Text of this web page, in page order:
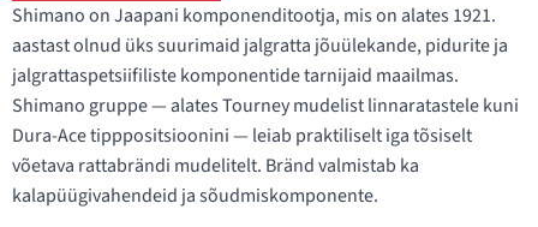
Shimano on Jaapani komponenditootja, mis on alates 1921.
aastast olnud üks suurimaid jalgratta jõuülekande, pidurite ja
jalgrattaspetsiifiliste komponentide tarnijaid maailmas.
Shimano gruppe — alates Tourney mudelist linnaratastele kuni
Dura-Ace tipppositsioonini — leiab praktiliselt iga tõsiselt
võetava rattabrändi mudelitelt. Bränd valmistab ka
kalapüügivahendeid ja sõudmiskomponente.